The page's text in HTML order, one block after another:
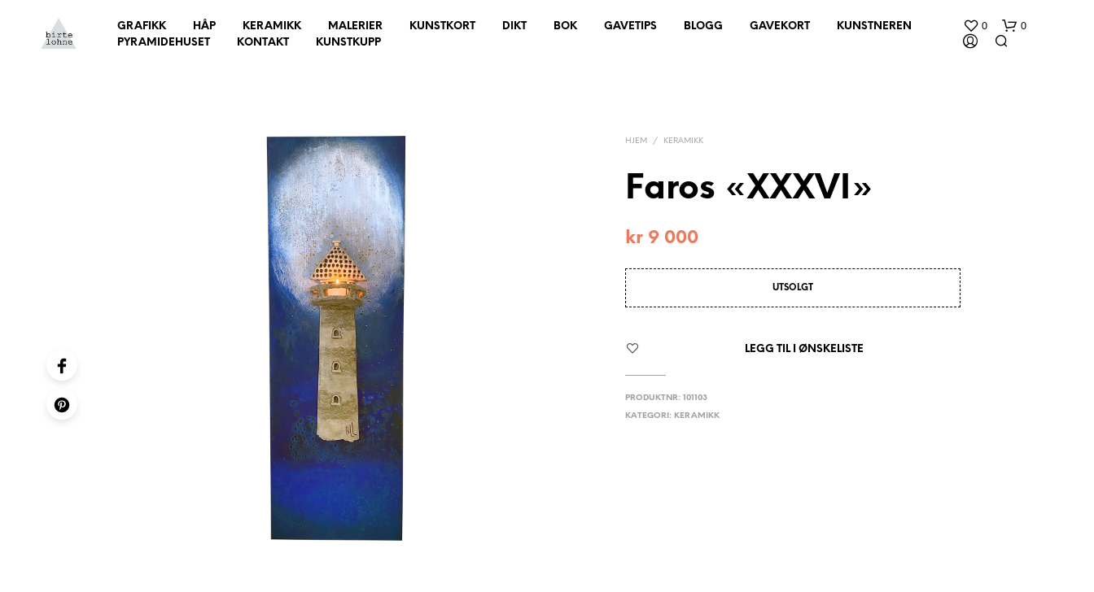
GRAFIKK HÅP KERAMIKK MALERIER KUNSTKORT DIKT BOK GAVETIPS BLOGG GAVEKORT
KUNSTNEREN
PYRAMIDEHUSET
KONTAKT KUNSTKUPP
0 0
HJEM / KERAMIKK
Faros «XXXVI»
kr 9 000
UTSOLGT
LEGG TIL I ØNSKELISTE
PRODUKTNR:101103
KATEGORI: KERAMIKK